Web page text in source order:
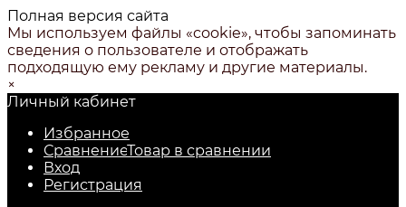
Полная версия сайта
Мы используем файлы «cookie», чтобы запоминать
сведения о пользователе и отображать
подходящую ему рекламу и другие материалы.
×
Личный кабинет
Избранное
СравнениеТовар в сравнении
Вход
Регистрация